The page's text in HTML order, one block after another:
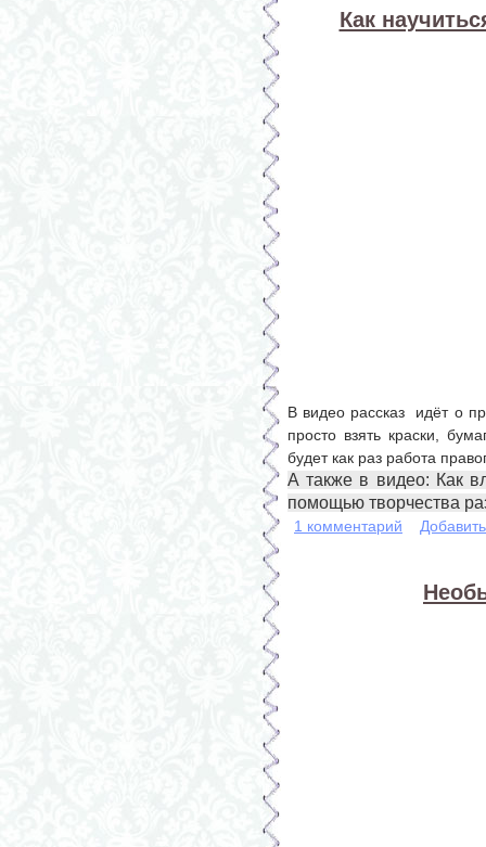
Как
В видео рассказ идёт о
просто взять краски,
будет как раз работа
А также в видео: Как
помощью творчества
1 комментарий